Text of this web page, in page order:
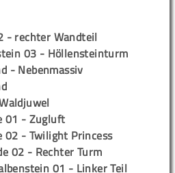
- rechter Wandteil
03 - Höllensteinturm
- Nebenmassiv
01 - Zugluft
02 - Twilight Princess
02 - Rechter Turm
01 - Linker Teil